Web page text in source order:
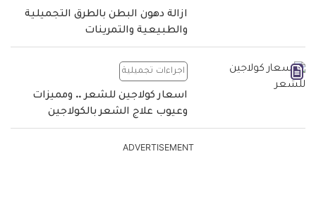
ازالة دهون البطن بالطرق التجميلية
والطبيعية والتمرينات
اجراءات تجميلية
اسعار كولاجين للشعر .. ومميزات
وعيوب علاج الشعر بالكولاجين
ADVERTISEMENT